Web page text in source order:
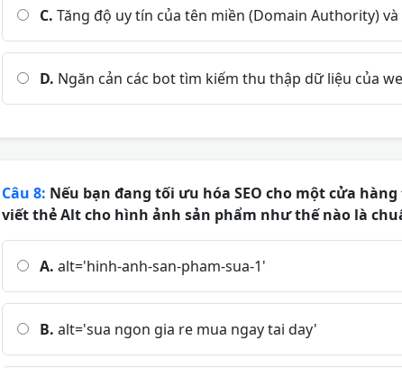
C. Tăng độ uy tín của tên miền (Domain Authority)
D. Ngăn cản các bot tìm kiếm thu thập dữ liệu của
Câu 8: Nếu bạn đang tối ưu hóa SEO cho một cửa
viết thẻ Alt cho hình ảnh sản phẩm như thế nào là
A. alt='hinh-anh-san-pham-sua-1'
B. alt='sua ngon gia re mua ngay tai day'